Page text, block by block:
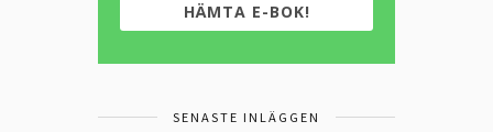
HÄMTA E-BOK!
SENASTE INLÄGGEN